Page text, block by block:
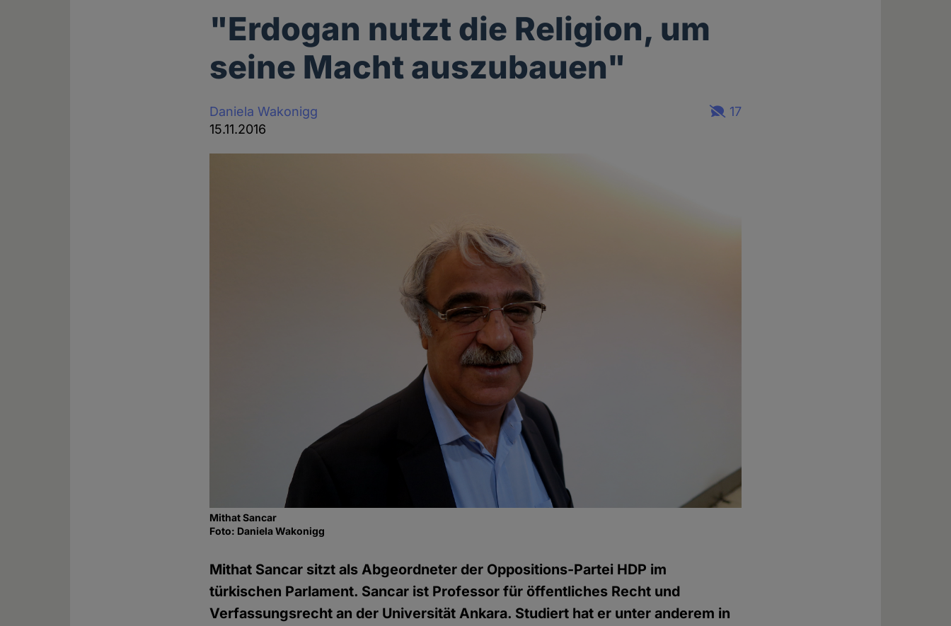
"Erdogan nutzt die Religion, um
seine Macht auszubauen"
Daniela Wakonigg
15.11.2016
17
Mithat Sancar
Foto: Daniela Wakonigg
Mithat Sancar sitzt als Abgeordneter der Oppositions-Partei HDP im
türkischen Parlament. Sancar ist Professor für öffentliches Recht und
Verfassungsrecht an der Universität Ankara. Studiert hat er unter anderem in